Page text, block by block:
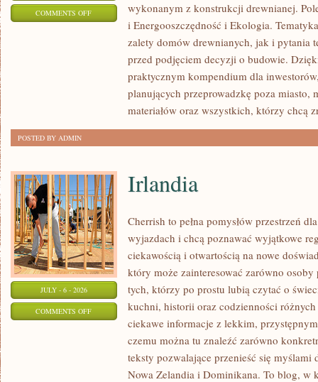
COMMENTS OFFON
FORMALNOŚCI
wykonanym z konstrukcji drewnianej.
i Energooszczędność i Ekologia.
zalety domów drewnianych, jak i pytania
przed podjęciem decyzji o budowie.
praktycznym kompendium dla
planujących przeprowadzkę poza miasto,
materiałów oraz wszystkich, którzy chcą
POSTED BY ADMIN
JULY - 6 - 2026
COMMENTS OFFON
Irlandia
Cherrish to pełna pomysłów przestrzeń
wyjazdach i chcą poznawać wyjątkowe
ciekawością i otwartością na nowe
który może zainteresować zarówno
tych, którzy po prostu lubią czytać o
kuchni, historii oraz codzienności
ciekawe informacje z lekkim,
czemu można tu znaleźć zarówno
teksty pozwalające przenieść się myślami
Nowa Zelandia i Dominikana. To blog, w